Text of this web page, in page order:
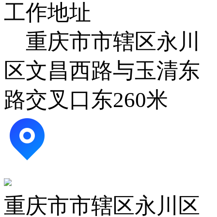
工作地址
重庆市市辖区永川
区文昌西路与玉清东
路交叉口东260米
重庆市市辖区永川区